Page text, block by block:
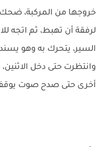
خروجها من المركبة،
لرفقة أن تهبط، ثم اتجه
السير، يتحرك به وهو
وانتظرت حتى دخل
أخرى حتى صدح صوت